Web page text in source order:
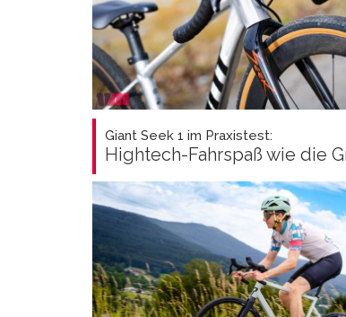
Giant Seek 1 im Praxistest:
Hightech-Fahrspaß wie die